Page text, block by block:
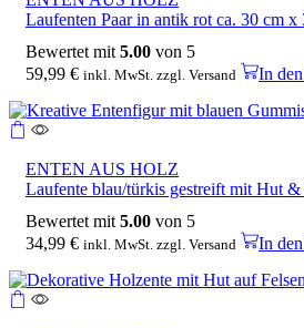
Laufenten Paar in antik rot ca. 30 cm x
Bewertet mit 5.00 von 5
59,99 € inkl. MwSt. zzgl. Versand In
ENTEN AUS HOLZ
Laufente blau/türkis gestreift mit Hut &
Bewertet mit 5.00 von 5
34,99 € inkl. MwSt. zzgl. Versand In